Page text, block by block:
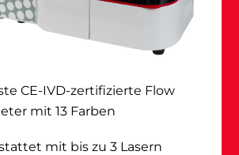
CE-IVD-zertifizierte Flow
mit 13 Farben
mit bis zu 3 Lasern